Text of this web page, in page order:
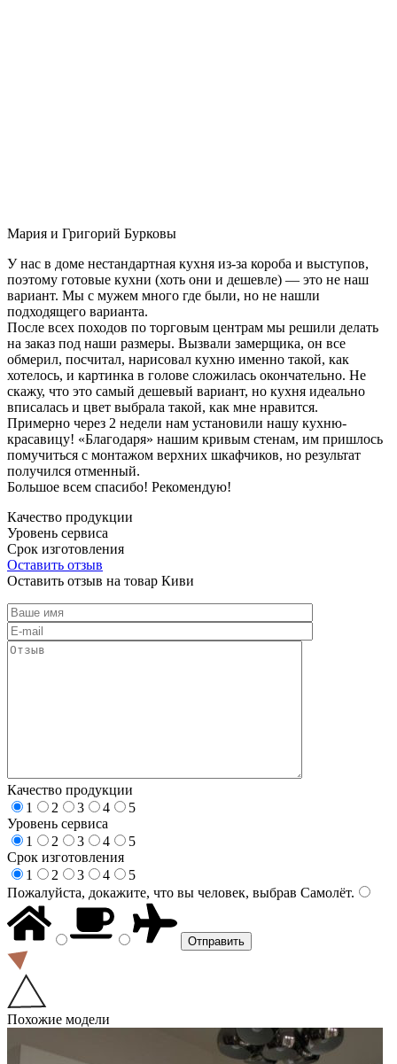
Мария и Григорий Бурковы
У нас в доме нестандартная кухня из-за короба и выступов,
поэтому готовые кухни (хоть они и дешевле) — это не наш
вариант. Мы с мужем много где были, но не нашли
подходящего варианта.
После всех походов по торговым центрам мы решили делать
на заказ под наши размеры. Вызвали замерщика, он все
обмерил, посчитал, нарисовал кухню именно такой, как
хотелось, и картинка в голове сложилась окончательно. Не
скажу, что это самый дешевый вариант, но кухня идеально
вписалась и цвет выбрала такой, как мне нравится.
Примерно через 2 недели нам установили нашу кухню-
красавицу! «Благодаря» нашим кривым стенам, им пришлось
помучиться с монтажом верхних шкафчиков, но результат
получился отменный.
Большое всем спасибо! Рекомендую!
Качество продукции
Уровень сервиса
Срок изготовления
Оставить отзыв
Оставить отзыв на товар Киви
Качество продукции
1
2 3 4
5
Уровень сервиса
1
2 3 4
5
Срок изготовления
1
2 3 4
5
Пожалуйста, докажите, что вы человек, выбрав Самолёт.
Похожие модели